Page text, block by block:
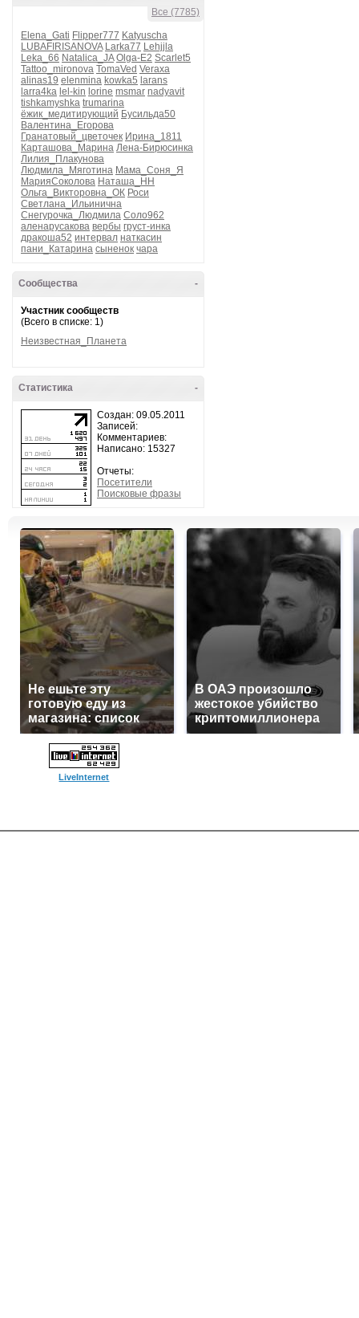
Все (7785)
Elena_Gati Flipper777 Katyuscha
LUBAFIRISANOVA Larka77 Lehjjla
Leka_66 Natalica_JA Olga-E2 Scarlet5
Tattoo_mironova TomaVed Veraxa
alinas19 elenmina kowka5 larans
larra4ka lel-kin lorine msmar nadyavit
tishkamyshka trumarina
ёжик_медитирующий Бусильда50
Валентина_Егорова
Гранатовый_цветочек Ирина_1811
Карташова_Марина Лена-Бирюсинка
Лилия_Плакунова
Людмила_Мяготина Мама_Соня_Я
МарияСоколова Наташа_НН
Ольга_Викторовна_ОК Роси
Светлана_Ильинична
Снегурочка_Людмила Соло962
аленарусакова вербы груст-инка
дракоша52 интервал наткасин
пани_Катарина сыненок чара
-
Сообщества
Участник сообществ
(Всего в списке: 1)
Неизвестная_Планета
-
Статистика
Создан: 09.05.2011
Записей:
Комментариев:
Написано: 15327
Отчеты:
Посетители
Поисковые фразы
Не ешьте эту
готовую еду из
магазина: список
В ОАЭ произошло
жестокое убийство
криптомиллионера
LiveInternet